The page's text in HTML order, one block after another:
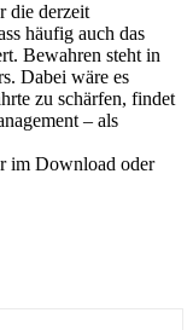
die derzeit
häufig auch das
Bewahren steht in
Dabei wäre es
zu schärfen, findet
– als
im Download oder